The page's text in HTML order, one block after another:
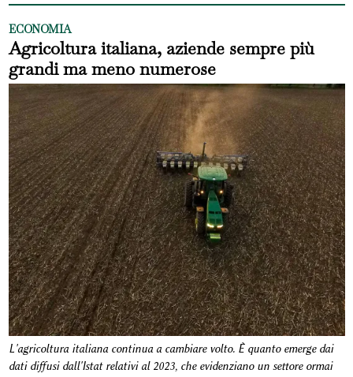
ECONOMIA
Agricoltura italiana, aziende sempre più
grandi ma meno numerose
L'agricoltura italiana continua a cambiare volto. È quanto emerge dai
dati diffusi dall'Istat relativi al 2023, che evidenziano un settore ormai